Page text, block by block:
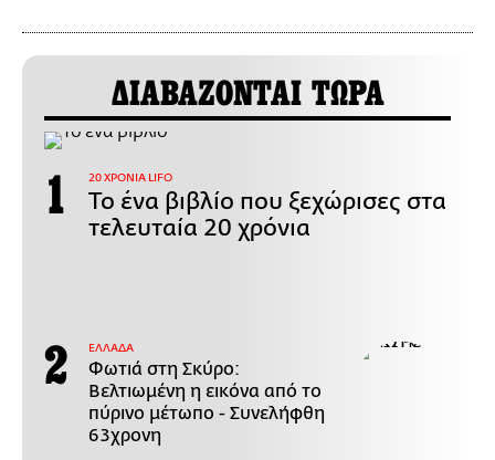
ΔΙΑΒΑΖΟΝΤΑΙ ΤΩΡΑ
20 ΧΡΟΝΙΑ LIFO
Το ένα βιβλίο που ξεχώρισες στα
τελευταία 20 χρόνια
ΕΛΛΑΔΑ
Φωτιά στη Σκύρο:
Βελτιωμένη η εικόνα από το
πύρινο μέτωπο - Συνελήφθη
63χρονη